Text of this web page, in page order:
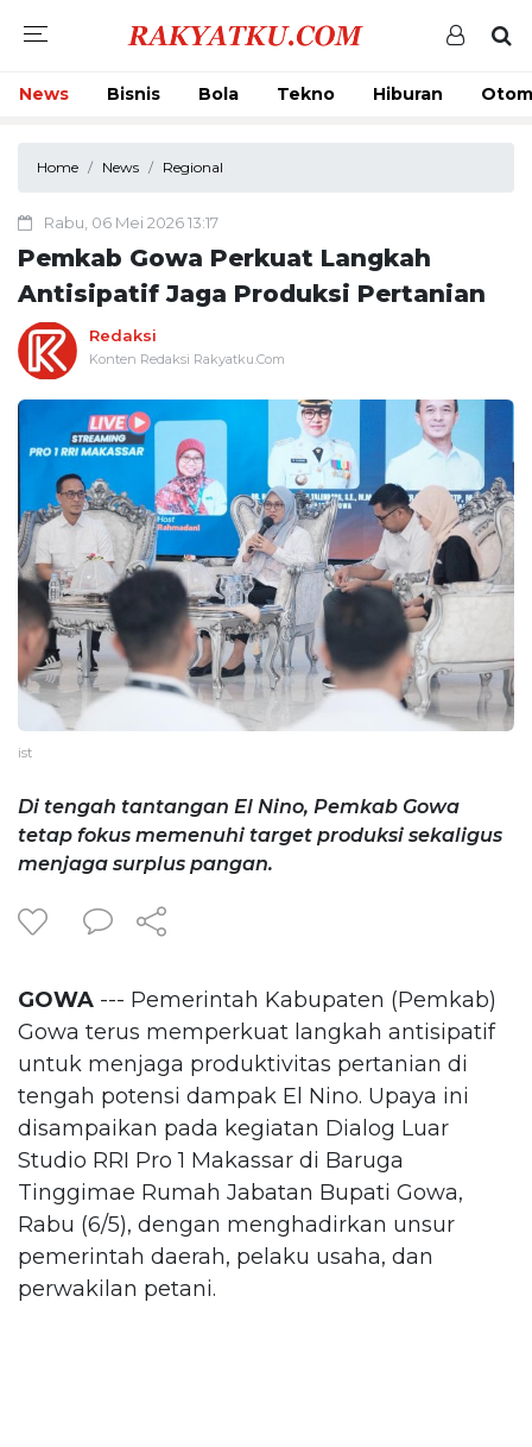
News Bisnis Bola Tekno Hiburan
Home News Regional
Rabu, 06 Mei 2026 13:17
Pemkab Gowa Perkuat Langkah
Antisipatif Jaga Produksi Pertanian
Redaksi
Konten Redaksi Rakyatku.Com
ist
Di tengah tantangan El Nino, Pemkab Gowa
tetap fokus memenuhi target produksi sekaligus
menjaga surplus pangan.
GOWA --- Pemerintah Kabupaten (Pemkab)
Gowa terus memperkuat langkah antisipatif
untuk menjaga produktivitas pertanian di
tengah potensi dampak El Nino. Upaya ini
disampaikan pada kegiatan Dialog Luar
Studio RRI Pro 1 Makassar di Baruga
Tinggimae Rumah Jabatan Bupati Gowa,
Rabu (6/5), dengan menghadirkan unsur
pemerintah daerah, pelaku usaha, dan
perwakilan petani.